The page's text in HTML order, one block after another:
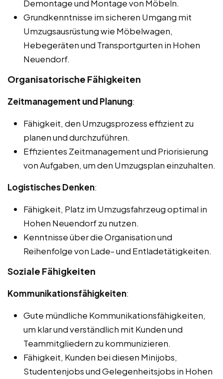
Demontage und Montage von Möbeln.
Grundkenntnisse im sicheren Umgang mit
Umzugsausrüstung wie Möbelwagen,
Hebegeräten und Transportgurten in Hohen
Neuendorf.
Organisatorische Fähigkeiten
Zeitmanagement und Planung:
Fähigkeit, den Umzugsprozess effizient zu
planen und durchzuführen.
Effizientes Zeitmanagement und Priorisierung
von Aufgaben, um den Umzugsplan einzuhalten.
Logistisches Denken:
Fähigkeit, Platz im Umzugsfahrzeug optimal in
Hohen Neuendorf zu nutzen.
Kenntnisse über die Organisation und
Reihenfolge von Lade- und Entladetätigkeiten.
Soziale Fähigkeiten
Kommunikationsfähigkeiten:
Gute mündliche Kommunikationsfähigkeiten,
um klar und verständlich mit Kunden und
Teammitgliedern zu kommunizieren.
Fähigkeit, Kunden bei diesen Minijobs,
Studentenjobs und Gelegenheitsjobs in Hohen